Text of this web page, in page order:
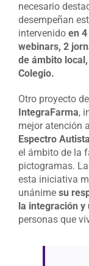
necesario
desempeñan
intervenido en
webinars, 2
de ámbito
Colegio.
Otro proyecto
IntegraFarma,
mejor atención
Espectro
el ámbito de la
pictogramas.
esta iniciativa
unánime su
la integración y
personas que